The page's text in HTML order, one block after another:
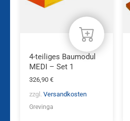
4-teiliges Baumodul
MEDI – Set 1
326,90 €
zzgl. Versandkosten
Grevinga